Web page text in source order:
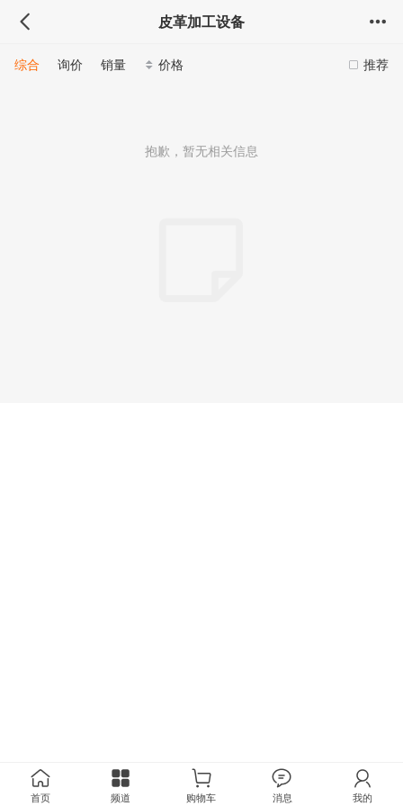
皮革加工设备
推荐
综合 询价 销量 价格
抱歉，暂无相关信息
首页 频道 购物车 消息 我的